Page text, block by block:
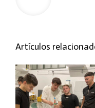
Artículos